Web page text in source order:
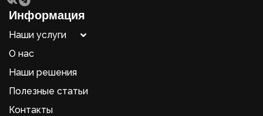
Информация
Наши услуги
О нас
Наши решения
Полезные статьи
Контакты